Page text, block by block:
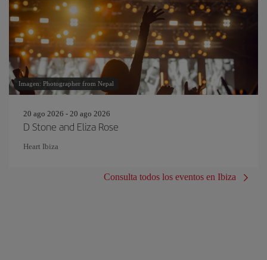
Imagen: Photographer from Nepal
20 ago 2026 - 20 ago 2026
D Stone and Eliza Rose
Heart Ibiza
Consulta todos los eventos en Ibiza